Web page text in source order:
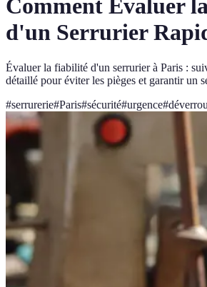
Comment Évaluer
d'un Serrurier
Évaluer la fiabilité d'un serrurier à Paris :
détaillé pour éviter les pièges et garantir un
#serrurerie#Paris#sécurité#urgence#